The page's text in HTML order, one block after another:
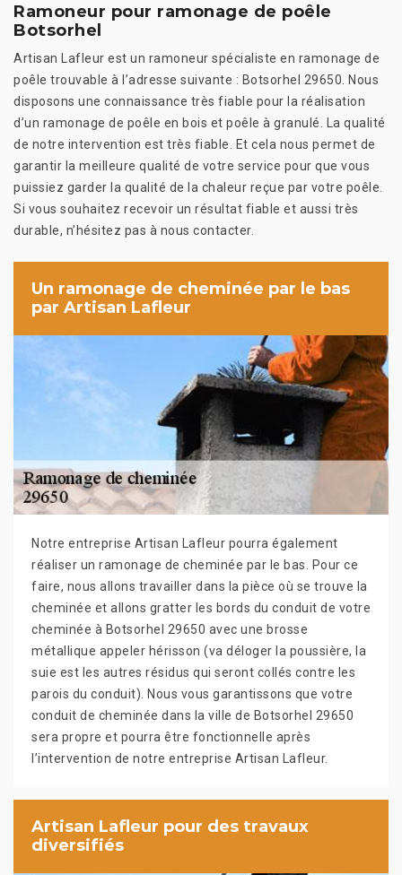
Ramoneur pour ramonage de poêle
Botsorhel
Artisan Lafleur est un ramoneur spécialiste en ramonage de
poêle trouvable à l’adresse suivante : Botsorhel 29650. Nous
disposons une connaissance très fiable pour la réalisation
d’un ramonage de poêle en bois et poêle à granulé. La qualité
de notre intervention est très fiable. Et cela nous permet de
garantir la meilleure qualité de votre service pour que vous
puissiez garder la qualité de la chaleur reçue par votre poêle.
Si vous souhaitez recevoir un résultat fiable et aussi très
durable, n’hésitez pas à nous contacter.
Un ramonage de cheminée par le bas
par Artisan Lafleur
Notre entreprise Artisan Lafleur pourra également
réaliser un ramonage de cheminée par le bas. Pour ce
faire, nous allons travailler dans la pièce où se trouve la
cheminée et allons gratter les bords du conduit de votre
cheminée à Botsorhel 29650 avec une brosse
métallique appeler hérisson (va déloger la poussière, la
suie est les autres résidus qui seront collés contre les
parois du conduit). Nous vous garantissons que votre
conduit de cheminée dans la ville de Botsorhel 29650
sera propre et pourra être fonctionnelle après
l’intervention de notre entreprise Artisan Lafleur.
Artisan Lafleur pour des travaux
diversifiés